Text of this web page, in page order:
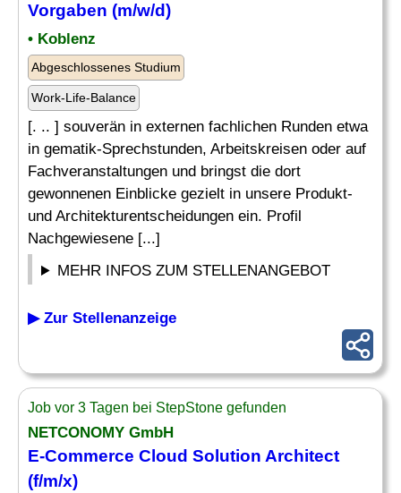
Vorgaben (m/w/d)
• Koblenz
Abgeschlossenes Studium
Work-Life-Balance
[. .. ] souverän in externen fachlichen Runden etwa
in gematik-Sprechstunden, Arbeitskreisen oder auf
Fachveranstaltungen und bringst die dort
gewonnenen Einblicke gezielt in unsere Produkt-
und Architekturentscheidungen ein. Profil
Nachgewiesene [...]
MEHR INFOS ZUM STELLENANGEBOT
▶ Zur Stellenanzeige
Job vor 3 Tagen bei StepStone gefunden
NETCONOMY GmbH
E-Commerce Cloud Solution Architect
(f/m/x)